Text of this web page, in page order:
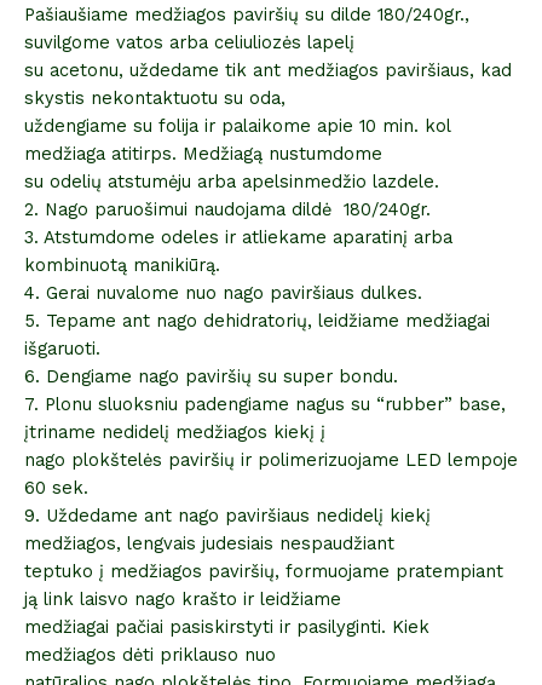
Pašiaušiame medžiagos paviršių su dilde 180/240gr.,
suvilgome vatos arba celiuliozės lapelį
su acetonu, uždedame tik ant medžiagos paviršiaus, kad
skystis nekontaktuotu su oda,
uždengiame su folija ir palaikome apie 10 min. kol
medžiaga atitirps. Medžiagą nustumdome
su odelių atstumėju arba apelsinmedžio lazdele.
2. Nago paruošimui naudojama dildė 180/240gr.
3. Atstumdome odeles ir atliekame aparatinį arba
kombinuotą manikiūrą.
4. Gerai nuvalome nuo nago paviršiaus dulkes.
5. Tepame ant nago dehidratorių, leidžiame medžiagai
išgaruoti.
6. Dengiame nago paviršių su super bondu.
7. Plonu sluoksniu padengiame nagus su “rubber” base,
įtriname nedidelį medžiagos kiekį į
nago plokštelės paviršių ir polimerizuojame LED lempoje
60 sek.
9. Uždedame ant nago paviršiaus nedidelį kiekį
medžiagos, lengvais judesiais nespaudžiant
teptuko į medžiagos paviršių, formuojame pratempiant
ją link laisvo nago krašto ir leidžiame
medžiagai pačiai pasiskirstyti ir pasilyginti. Kiek
medžiagos dėti priklauso nuo